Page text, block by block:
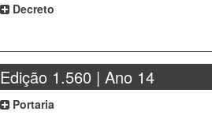
Decreto
Edição 1.560 | Ano 14
Portaria